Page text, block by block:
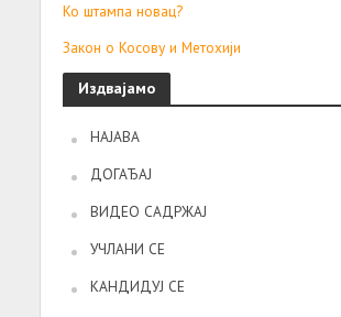
Ко штампа новац?
Закон о Косову и Метохији
Издвајамо
НАЈАВА
ДОГАЂАЈ
ВИДЕО САДРЖАЈ
УЧЛАНИ СЕ
КАНДИДУЈ СЕ